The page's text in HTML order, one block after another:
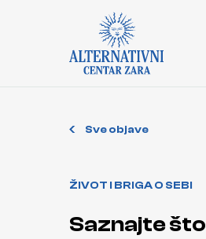
Sve objave
ŽIVOT I BRIGA O SEBI
Saznajte